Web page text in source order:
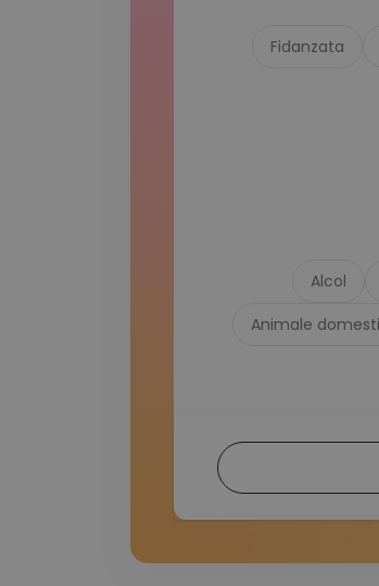
Fidanzata
Alcol
Animale